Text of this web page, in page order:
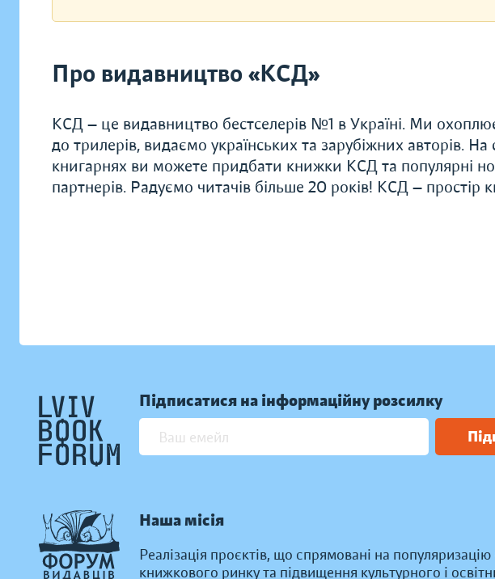
Про видавництво «КСД»
КСД — це видавництво бестселерів №1 в Україні. Ми
до трилерів, видаємо українських та зарубіжних авторів. На
книгарнях ви можете придбати книжки КСД та популярні
партнерів. Радуємо читачів більше 20 років! КСД —
Підписатися на інформаційну розсилку
Наша місія
Реалізація проєктів, що спрямовані на
книжкового ринку та підвищення культурного і